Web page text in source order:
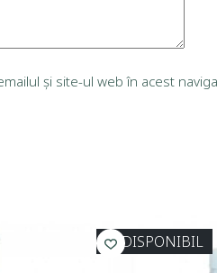
și site-ul web în acest
INDISPONIBIL